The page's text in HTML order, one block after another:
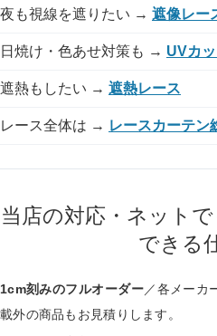
夜も視線を遮りたい → 遮像レー
日焼け・色あせ対策も → UVカ
遮熱もしたい → 遮熱レース
レース全体は → レースカーテン
当店の対応・ネット
できる
1cm刻みのフルオーダー／各メーカ
載外の商品もお見積りします。